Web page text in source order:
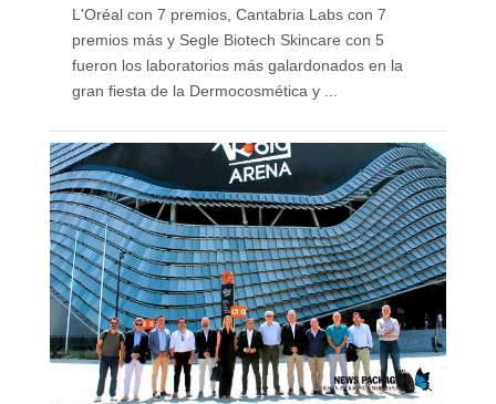
L'Oréal con 7 premios, Cantabria Labs con 7
premios más y Segle Biotech Skincare con 5
fueron los laboratorios más galardonados en la
gran fiesta de la Dermocosmética y ...